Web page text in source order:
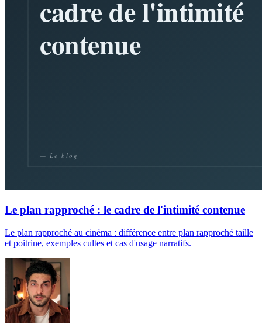
Le plan rapproché : le cadre de l'intimité contenue
Le plan rapproché au cinéma : différence entre plan rapproché taille
et poitrine, exemples cultes et cas d'usage narratifs.